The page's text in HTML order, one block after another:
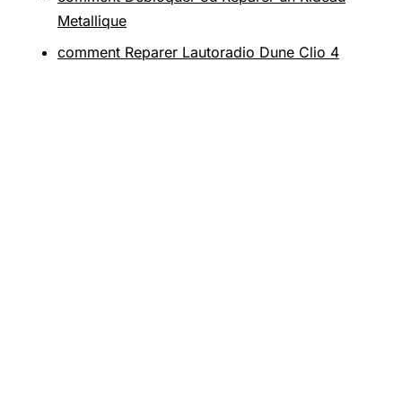
Metallique
comment Reparer Lautoradio Dune Clio 4